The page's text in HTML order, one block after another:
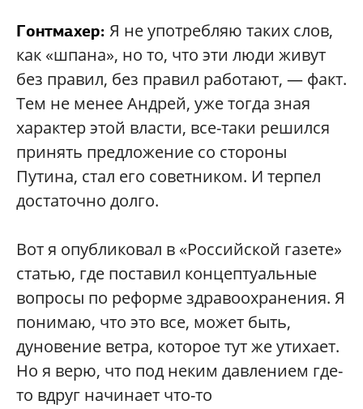
Гонтмахер: Я не употребляю таких слов,
как «шпана», но то, что эти люди живут
без правил, без правил работают, — факт.
Тем не менее Андрей, уже тогда зная
характер этой власти, все-таки решился
принять предложение со стороны
Путина, стал его советником. И терпел
достаточно долго.
Вот я опубликовал в «Российской газете»
статью, где поставил концептуальные
вопросы по реформе здравоохранения. Я
понимаю, что это все, может быть,
дуновение ветра, которое тут же утихает.
Но я верю, что под неким давлением где-
то вдруг начинает что-то